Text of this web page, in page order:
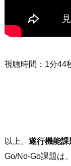
視聴時間：1分44
以上、 遂行機能課
Go/No-Go課題は